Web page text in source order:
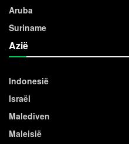
Aruba
Suriname
Azië
Indonesië
Israël
Malediven
Maleisië